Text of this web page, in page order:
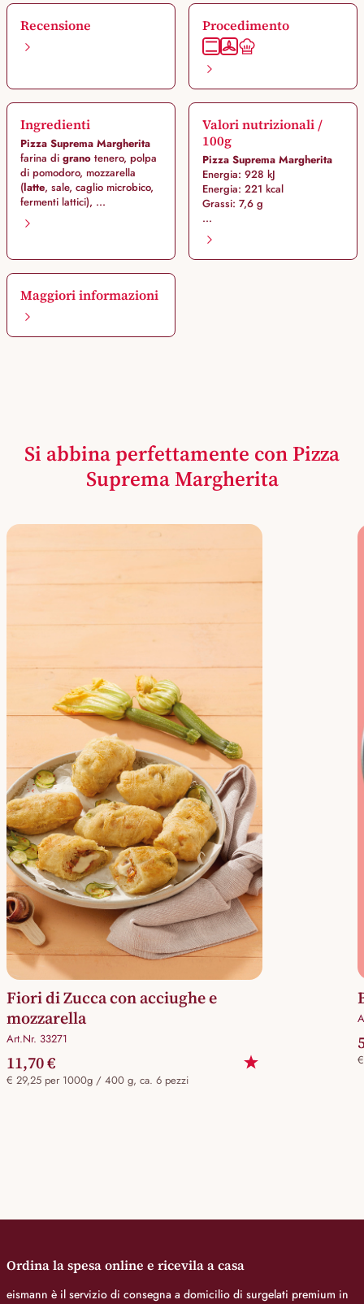
Recensione Procedimento
Ingredienti
Pizza Suprema Margherita
farina di grano tenero, polpa
di pomodoro, mozzarella
(latte, sale, caglio microbico,
fermenti lattici), ...
Valori nutrizionali /
100g
Pizza Suprema Margherita
Energia: 928 kJ
Energia: 221 kcal
Grassi: 7,6 g
...
Maggiori informazioni
Si abbina perfettamente con Pizza
Suprema Margherita
Fiori di Zucca con acciughe e
mozzarella
Art.Nr. 33271
11,70 €
€ 29,25 per 1000g / 400 g, ca. 6 pezzi
Ordina la spesa online e ricevila a casa
eismann è il servizio di consegna a domicilio di surgelati premium in